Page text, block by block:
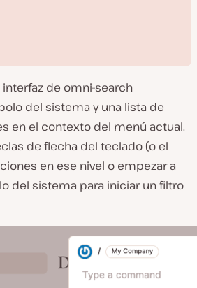
e
r
c
interfaz de omni-search
del sistema y una lista de
en el contexto del menú actual.
de flecha del teclado (o el
en ese nivel o empezar a
del sistema para iniciar un filtro